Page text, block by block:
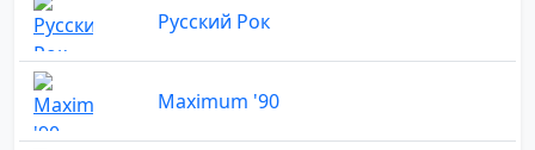
Русский Рок
Maximum '90